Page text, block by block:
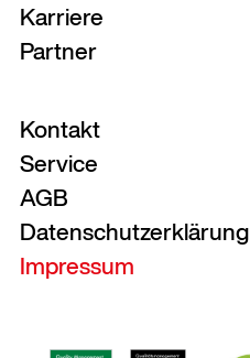
Karriere
Partner
Kontakt
Service
AGB
Datenschutzerklärung
Impressum